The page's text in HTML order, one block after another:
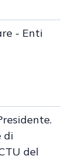
- Enti
di
del